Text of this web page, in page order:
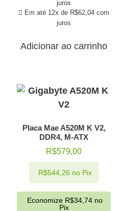
juros
Em até 12x de R$62,04 com
juros
Adicionar ao carrinho
Placa Mae A520M K V2,
DDR4, M-ATX
R$579,00
R$544,26 no Pix
Economize R$34,74 no
Pix